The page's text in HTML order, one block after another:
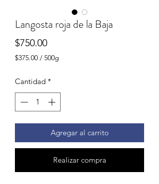
Langosta roja de la Baja
$750.00Precio
$375.00 / 500g
por
500
Gramos
Cantidad *
Agregar al carrito
Realizar compra